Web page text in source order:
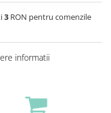
3RON pentru comenzile
informatii